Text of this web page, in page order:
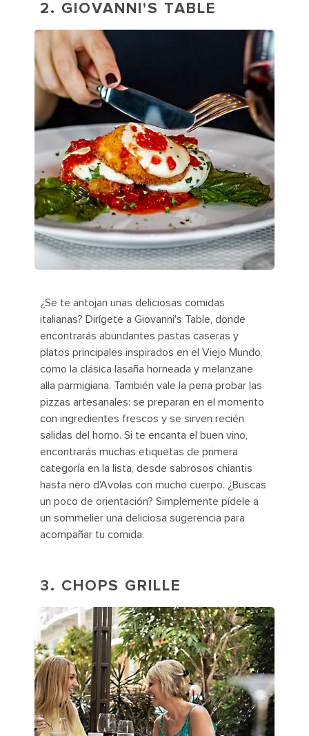
2. GIOVANNI'S TABLE
¿Se te antojan unas deliciosas comidas
italianas? Dirígete a Giovanni's Table, donde
encontrarás abundantes pastas caseras y
platos principales inspirados en el Viejo Mundo,
como la clásica lasaña horneada y melanzane
alla parmigiana. También vale la pena probar las
pizzas artesanales: se preparan en el momento
con ingredientes frescos y se sirven recién
salidas del horno. Si te encanta el buen vino,
encontrarás muchas etiquetas de primera
categoría en la lista, desde sabrosos chiantis
hasta nero d'Avolas con mucho cuerpo. ¿Buscas
un poco de orientación? Simplemente pídele a
un sommelier una deliciosa sugerencia para
acompañar tu comida.
3. CHOPS GRILLE